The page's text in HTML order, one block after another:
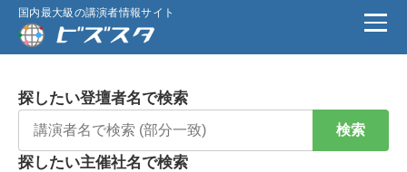
国内最大級の講演者情報サイト
探したい登壇者名で検索
検索
探したい主催社名で検索